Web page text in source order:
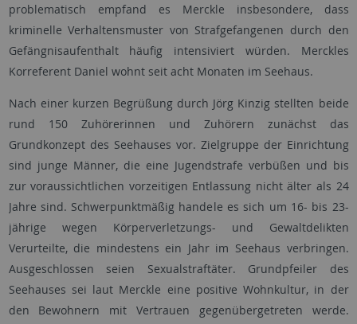
problematisch empfand es Merckle insbesondere, dass
kriminelle Verhaltensmuster von Strafgefangenen durch den
Gefängnisaufenthalt häufig intensiviert würden. Merckles
Korreferent Daniel wohnt seit acht Monaten im Seehaus.
Nach einer kurzen Begrüßung durch Jörg Kinzig stellten beide
rund 150 Zuhörerinnen und Zuhörern zunächst das
Grundkonzept des Seehauses vor. Zielgruppe der Einrichtung
sind junge Männer, die eine Jugendstrafe verbüßen und bis
zur voraussichtlichen vorzeitigen Entlassung nicht älter als 24
Jahre sind. Schwerpunktmäßig handele es sich um 16- bis 23-
jährige wegen Körperverletzungs- und Gewaltdelikten
Verurteilte, die mindestens ein Jahr im Seehaus verbringen.
Ausgeschlossen seien Sexualstraftäter. Grundpfeiler des
Seehauses sei laut Merckle eine positive Wohnkultur, in der
den Bewohnern mit Vertrauen gegenübergetreten werde.